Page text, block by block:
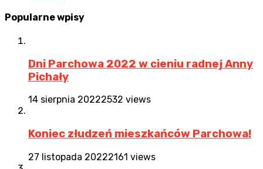
Popularnewpisy
Dni Parchowa 2022 w cieniu radnej Anny
Pichały
14 sierpnia 20222532 views
Koniec złudzeń mieszkańców Parchowa!
27 listopada 20222161 views